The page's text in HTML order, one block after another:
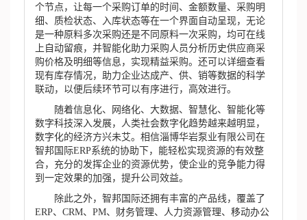
个节点，让每一个采购订单的时间、金额数量、采购明
细、质检状态、入库状态等在一个界面自动呈现，无论
是一种原料多次采购还是不同原料一次采购，均可在线
上自动留痕，并智能化助力采购人员分析历史供应商采
购价格及明细等信息，实现精益采购。还可以详细查看
现有库存情况，助力企业达成产、供、销等数据的科学
联动，以便后续环节可以有序进行，高效进行。
随着信息化、网络化、大数据、智慧化、智能化等
数字科技深入发展，人类社会数字化趋势越来越明显，
数字化的经济方兴未艾。相信淄博华岩泵业有限公司在
智邦国际ERP系统的协助下，能轻松实现资源的有效整
合，充分的发挥企业的资源优势，使企业的竞争能力得
到一定效果的加强，提升公司效益。
除此之外，智邦国际还拥有丰富的产品线，覆盖了
ERP、CRM、PM、财务管理、人力资源管理、移动办公